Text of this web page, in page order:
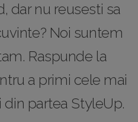
dar nu reusesti sa
Noi suntem
Raspunde la
a primi cele mai
partea StyleUp.